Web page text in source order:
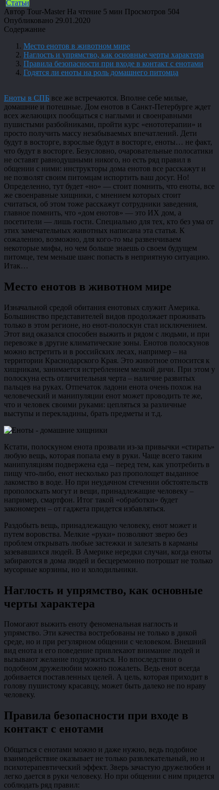
Статьи
Автор Tour-Master На чтение 5 мин Просмотров 504
Опубликовано 29.01.2020
Содержание
Место енотов в животном мире
Наглость и упрямство, как основные черты характера
Правила безопасности при входе в контакт с енотами
Годятся ли еноты на роль домашнего питомца
Еноты в СПБ все же встречаются. Вполне себе милые,
домашние и потешные. Дом енотов в Санкт-Петербурге ждет
всех желающих пообщаться с наглыми и своенравными
пушистыми разбойниками, пройти курс «енототерапии» и
просто получить массу незабываемых впечатлений. Дети
будут в восторге, взрослые будут в восторге, еноты… не факт,
что будут в восторге. Безусловно, очаровательные полосатики
не оставят равнодушными никого, но есть ряд правил в
общении с ними: инструкторы дома енотов все расскажут и
не позволят своим питомцам испортить ваш досуг. Но!
Определенно, тут будет «но» — стоит помнить, что еноты, все
же своенравные хищники, с мнением которых стоит
считаться, об этом тоже расскажут сотрудники заведения,
главное помнить, что «дом енотов» — это ИХ дом, а
посетители — лишь гости. Специально для тех, кто без ума от
этих замечательных животных написана эта статья. К
сожалению, возможно, для кого-то мы развенчиваем
некоторые мифы, но чем больше знаешь о своем будущем
питомце, тем меньше шанс попасть в неприятную ситуацию.
Итак…
Место енотов в животном мире
Изначальной средой обитания енотовых служит Америка.
Большинство представителей видов продолжает проживать
только в этом регионе, но енот-полоскун стал исключением.
Этот вид оказался способен выжить и рядом с людьми, и при
перевозке в другие климатические зоны. Енотов полоскунов
можно встретить и в российских лесах, например – на
территории Краснодарского Края. Это животное относится к
хищникам, занимается истреблением мелкой дичи. При этом у
полоскуна есть отличительная черта – наличие развитых
пальцев на руках. Отпечаток ладони енота очень похож на
человеческий и манипуляции енот может проводить те же,
что и человек своими руками: цепляться за различные
выступы и перекладины, брать предметы и т.д.
Кстати, полоскуном енота прозвали из-за привычки «стирать»
любую вещь, которая попала ему в руки. Чаще всего таким
манипуляциям подвержена еда – перед тем, как употребить в
пищу что-либо, енот несколько раз прополощет выданное
лакомство в воде. Но при неудачном стечении обстоятельств
прополоскать могут и вещи, принадлежащие человеку –
например, смартфон. Итог такой «обработки» будет
закономерен – от гаджета придется избавляться.
Раздобыть вещь, принадлежащую человеку, енот может и
путем воровства. Мелкие «руки» позволяют зверю без
проблем открывать любые застежки и залезать в карманы
зазевавшихся людей. В Америке нередки случаи, когда еноты
забираются в дома людей и бесцеремонно потрошат не только
мусорные корзины, но и холодильники.
Наглость и упрямство, как основные
черты характера
Помогают выжить еноту феноменальная наглость и
упрямство. Эти качества востребованы не только в дикой
среде, но и при регулярном общении с человеком. Внешний
вид енота и его поведение привлекают внимание людей и
вызывают желание подружиться. Но впоследствии о
подобном дружелюбии можно пожалеть. Ведь енот всегда
добивается поставленных целей. А цель, которая приходит в
голову пушистому красавцу, может быть далеко не по нраву
человеку.
Правила безопасности при входе в
контакт с енотами
Общаться с енотами можно и даже нужно, ведь подобное
взаимодействие оказывает не только развлекательный, но и
психотерапевтический эффект. Зверь зачастую дружелюбен и
легко дается в руки человеку. Но при общении с ним придется
соблюдать ряд правил: